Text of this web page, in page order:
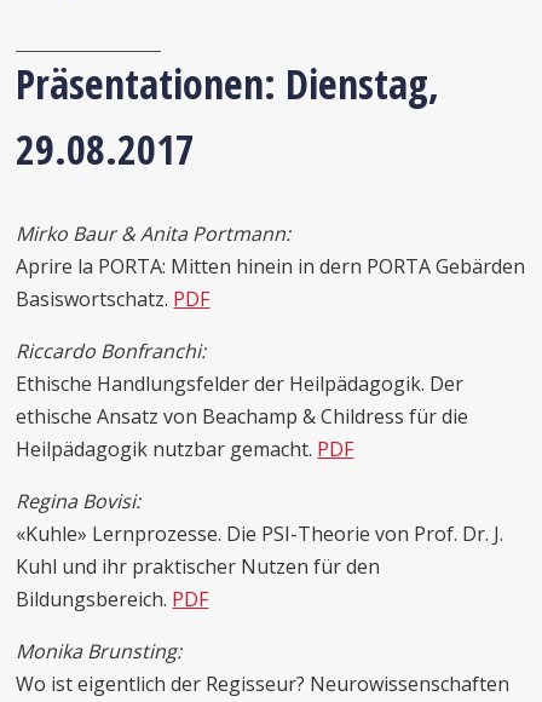
Präsentationen: Dienstag,
29.08.2017
Mirko Baur & Anita Portmann:
Aprire la PORTA: Mitten hinein in dern PORTA Gebärden
Basiswortschatz. PDF
Riccardo Bonfranchi:
Ethische Handlungsfelder der Heilpädagogik. Der
ethische Ansatz von Beachamp & Childress für die
Heilpädagogik nutzbar gemacht. PDF
Regina Bovisi:
«Kuhle» Lernprozesse. Die PSI-Theorie von Prof. Dr. J.
Kuhl und ihr praktischer Nutzen für den
Bildungsbereich. PDF
Monika Brunsting:
Wo ist eigentlich der Regisseur? Neurowissenschaften